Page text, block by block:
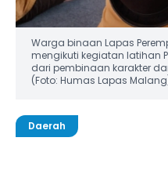
Warga binaan Lapas
mengikuti kegiatan latihan
dari pembinaan karakter
(Foto: Humas Lapas
Daerah